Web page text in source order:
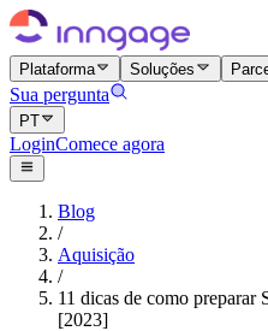
Plataforma Soluções
Sua pergunta
PT
LoginComece agora
Blog
/
Aquisição
/
11 dicas de como
[2023]